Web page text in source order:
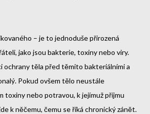
– je to jednoduše přirozená
jako jsou bakterie, toxiny nebo viry.
ochrany těla před těmito bakteriálními a
Pokud ovšem tělo neustále
toxiny nebo potravou, k jejímuž příjmu
k něčemu, čemu se říká chronický zánět.